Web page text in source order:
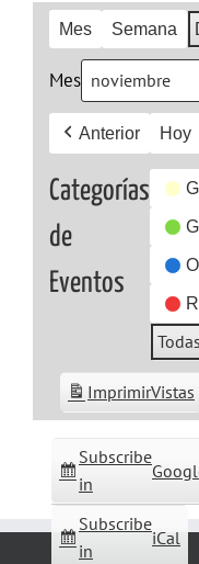
Mes Semana
Mes
Anterior Hoy
Categorías
de
Eventos
Subscribe
in
Subscribe
in
iCal
ImprimirVistas